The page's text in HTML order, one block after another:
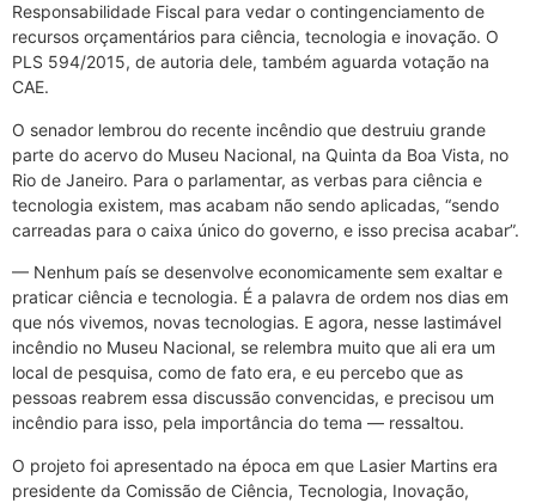
Responsabilidade Fiscal para vedar o contingenciamento de
recursos orçamentários para ciência, tecnologia e inovação. O
PLS 594/2015, de autoria dele, também aguarda votação na
CAE.
O senador lembrou do recente incêndio que destruiu grande
parte do acervo do Museu Nacional, na Quinta da Boa Vista, no
Rio de Janeiro. Para o parlamentar, as verbas para ciência e
tecnologia existem, mas acabam não sendo aplicadas, “sendo
carreadas para o caixa único do governo, e isso precisa acabar”.
— Nenhum país se desenvolve economicamente sem exaltar e
praticar ciência e tecnologia. É a palavra de ordem nos dias em
que nós vivemos, novas tecnologias. E agora, nesse lastimável
incêndio no Museu Nacional, se relembra muito que ali era um
local de pesquisa, como de fato era, e eu percebo que as
pessoas reabrem essa discussão convencidas, e precisou um
incêndio para isso, pela importância do tema — ressaltou.
O projeto foi apresentado na época em que Lasier Martins era
presidente da Comissão de Ciência, Tecnologia, Inovação,